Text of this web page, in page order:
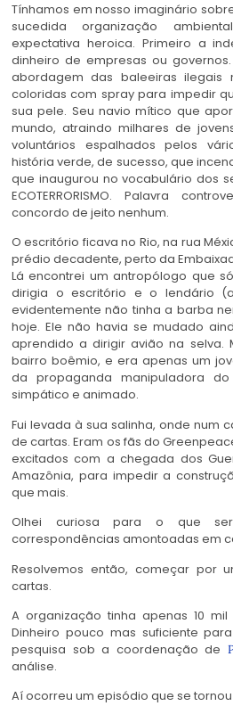
Tínhamos em nosso imaginário
sucedida organização
expectativa heroica. Primeiro a
dinheiro de empresas ou
abordagem das baleeiras ilegais
coloridas com spray para impedir
sua pele. Seu navio mítico que
mundo, atraindo milhares de
voluntários espalhados pelos
história verde, de sucesso, que
que inaugurou no vocabulário dos
ECOTERRORISMO. Palavra
concordo de jeito nenhum.
O escritório ficava no Rio, na rua
prédio decadente, perto da
Lá encontrei um antropólogo que
dirigia o escritório e o lendário
evidentemente não tinha a barba
hoje. Ele não havia se mudado
aprendido a dirigir avião na selva.
bairro boêmio, e era apenas um
da propaganda manipuladora
simpático e animado.
Fui levada à sua salinha, onde num
de cartas. Eram os fãs do
excitados com a chegada dos
Amazônia, para impedir a
que mais.
Olhei curiosa para o que
correspondências amontoadas em
Resolvemos então, começar por
cartas.
A organização tinha apenas 10
Dinheiro pouco mas suficiente
pesquisa sob a coordenação de
análise.
Aí ocorreu um episódio que se